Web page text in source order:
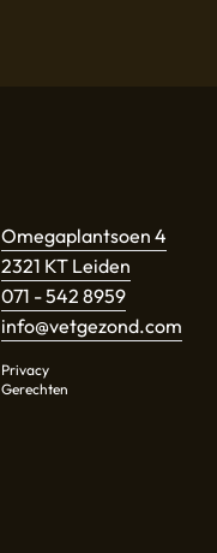
Omegaplantsoen 4
2321 KT Leiden
071 - 542 8959
info@vetgezond.com
Privacy
Gerechten